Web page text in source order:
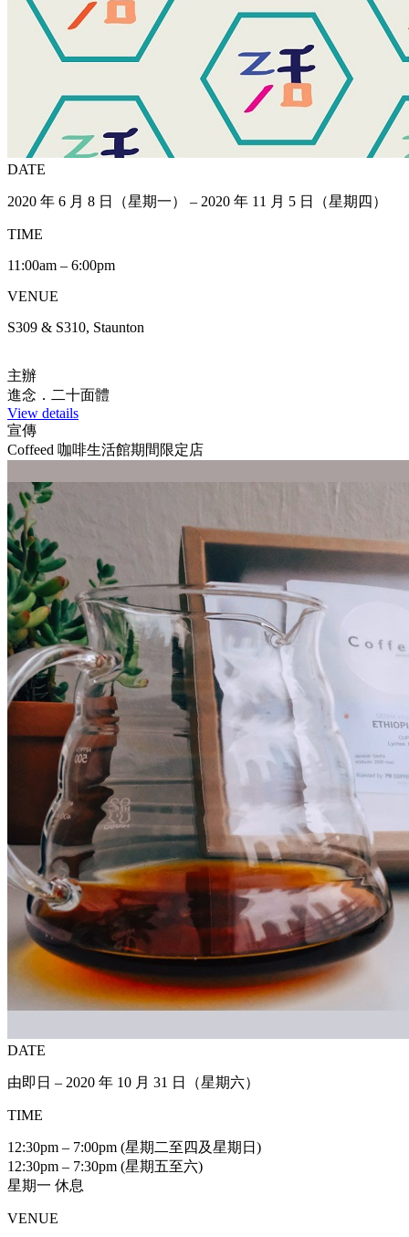
DATE
2020 年 6 月 8 日（星期一） – 2020 年 11 月 5 日（星期四）
TIME
11:00am – 6:00pm
VENUE
S309 & S310, Staunton
主辦
進念．二十面體
View details
宣傳
Coffeed 咖啡生活館期間限定店
DATE
由即日 – 2020 年 10 月 31 日（星期六）
TIME
12:30pm – 7:00pm (星期二至四及星期日)
12:30pm – 7:30pm (星期五至六)
星期一 休息
VENUE